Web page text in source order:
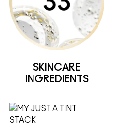
SKINCARE
INGREDIENTS